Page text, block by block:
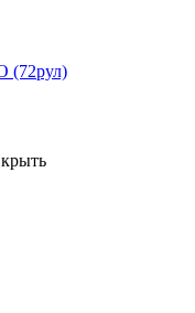
(72рул)